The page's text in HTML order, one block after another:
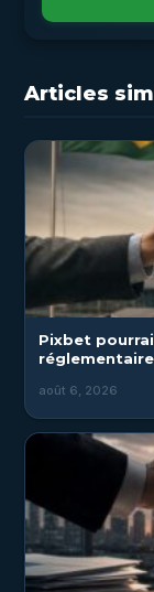
Articles
Pixbet
août 6, 2026